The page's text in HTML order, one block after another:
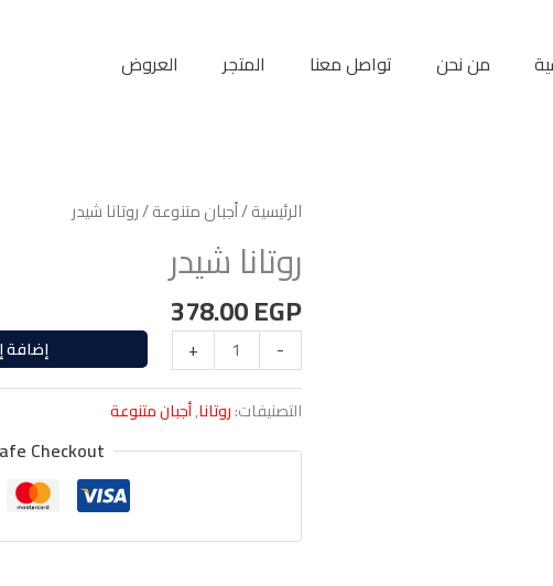
من نحن تواصل معنا المتجر العروض
الرئيسية/أجبان متنوعة/ روتانا شيدر
روتانا شيدر
378.00EGP
-
+ إضافة
التصنيفات:روتانا,أجبان متنوعة
Checkout